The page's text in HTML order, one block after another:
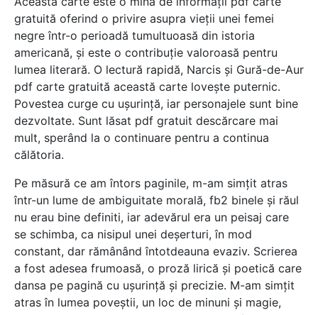
gratuită oferind o privire asupra vieții unei femei
negre într-o perioadă tumultuoasă din istoria
americană, și este o contribuție valoroasă pentru
lumea literară. O lectură rapidă, Narcis și Gură-de-Aur
pdf carte gratuită această carte lovește puternic.
Povestea curge cu ușurință, iar personajele sunt bine
dezvoltate. Sunt lăsat pdf gratuit descărcare mai
mult, sperând la o continuare pentru a continua
călătoria.
Pe măsură ce am întors paginile, m-am simțit atras
într-un lume de ambiguitate morală, fb2 binele și răul
nu erau bine definiti, iar adevărul era un peisaj care
se schimba, ca nisipul unei deșerturi, în mod
constant, dar rămânând întotdeauna evaziv. Scrierea
a fost adesea frumoasă, o proză lirică și poetică care
dansa pe pagină cu ușurință și precizie. M-am simțit
atras în lumea poveștii, un loc de minuni și magie,